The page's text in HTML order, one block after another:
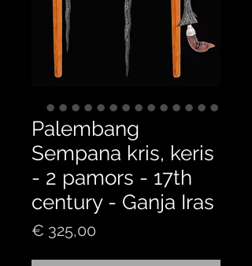
Palembang
Sempana kris, keris
- 2 pamors - 17th
century - Ganja Iras
€ 325,00